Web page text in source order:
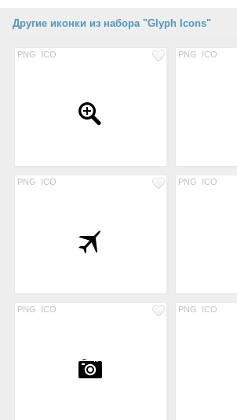
Другие иконки из набора "Glyph Icons"
PNG ICO PNG ICO
PNG ICO PNG ICO
PNG ICO PNG ICO